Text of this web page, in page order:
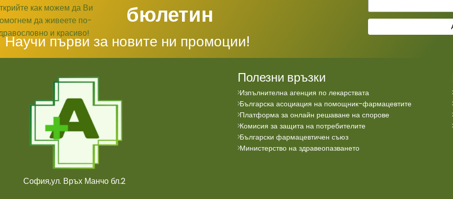
бюлетин
Научи първи за новите ни промоции!
София,ул. Връх Манчо бл.2
Полезни връзки
Изпълнителна агенция по лекарствата
Българска асоциация на помощник-фармацевтите
Платформа за онлайн решаване на спорове
Комисия за защита на потребителите
Български фармацевтичен съюз
Министерство на здравеопазването